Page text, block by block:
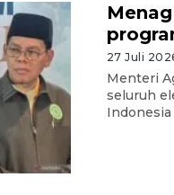
27 Juli
Menteri
seluruh